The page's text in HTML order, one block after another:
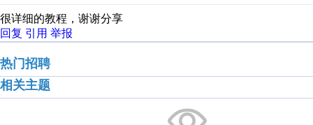
很详细的教程，谢谢分享
回复 引用 举报
热门招聘
相关主题